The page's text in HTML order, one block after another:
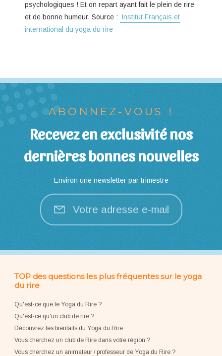
psychologiques ! Et on repart ayant fait le plein de rire
et de bonne humeur. Source : Institut Français et
international du yoga du rire
ABONNEZ-VOUS !
Recevez en exclusivité nos
dernières bonnes nouvelles
Environ une newsletter par trimestre
Votre adresse e-mail
TOP des questions les plus fréquentes sur le yoga
du rire
Qu'est-ce que le Yoga du Rire ?
Qu'est-ce qu'un club de rire ?
Découvrez les bienfaits du Yoga du Rire
Vous cherchez un club de Rire dans votre région ?
Vous cherchez un animateur / professeur de Yoga du Rire ?